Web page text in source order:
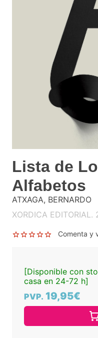
Lista de
Alfabetos
ATXAGA, BERNARDO
XORDICA EDITORIAL.
Comenta y
[Disponible con
casa en 24-72 h]
PVP. 19,95€